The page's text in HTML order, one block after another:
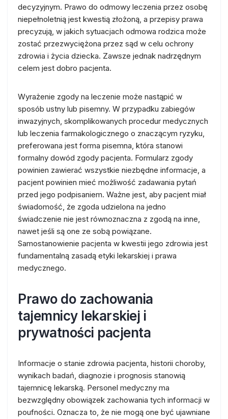
decyzyjnym. Prawo do odmowy leczenia przez osobę
niepełnoletnią jest kwestią złożoną, a przepisy prawa
precyzują, w jakich sytuacjach odmowa rodzica może
zostać przezwyciężona przez sąd w celu ochrony
zdrowia i życia dziecka. Zawsze jednak nadrzędnym
celem jest dobro pacjenta.
Wyrażenie zgody na leczenie może nastąpić w
sposób ustny lub pisemny. W przypadku zabiegów
inwazyjnych, skomplikowanych procedur medycznych
lub leczenia farmakologicznego o znaczącym ryzyku,
preferowana jest forma pisemna, która stanowi
formalny dowód zgody pacjenta. Formularz zgody
powinien zawierać wszystkie niezbędne informacje, a
pacjent powinien mieć możliwość zadawania pytań
przed jego podpisaniem. Ważne jest, aby pacjent miał
świadomość, że zgoda udzielona na jedno
świadczenie nie jest równoznaczna z zgodą na inne,
nawet jeśli są one ze sobą powiązane.
Samostanowienie pacjenta w kwestii jego zdrowia jest
fundamentalną zasadą etyki lekarskiej i prawa
medycznego.
Prawo do zachowania
tajemnicy lekarskiej i
prywatności pacjenta
Informacje o stanie zdrowia pacjenta, historii choroby,
wynikach badań, diagnozie i prognosis stanowią
tajemnicę lekarską. Personel medyczny ma
bezwzględny obowiązek zachowania tych informacji w
poufności. Oznacza to, że nie mogą one być ujawniane